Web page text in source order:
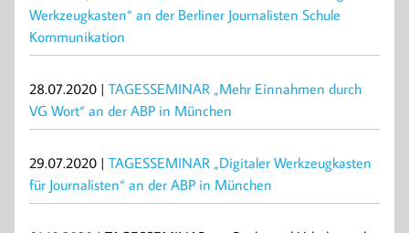
Werkzeugkasten“ an der Berliner Journalisten Schule
Kommunikation
28.07.2020 | TAGESSEMINAR „Mehr Einnahmen durch
VG Wort“ an der ABP in München
29.07.2020 | TAGESSEMINAR „Digitaler Werkzeugkasten
für Journalisten“ an der ABP in München